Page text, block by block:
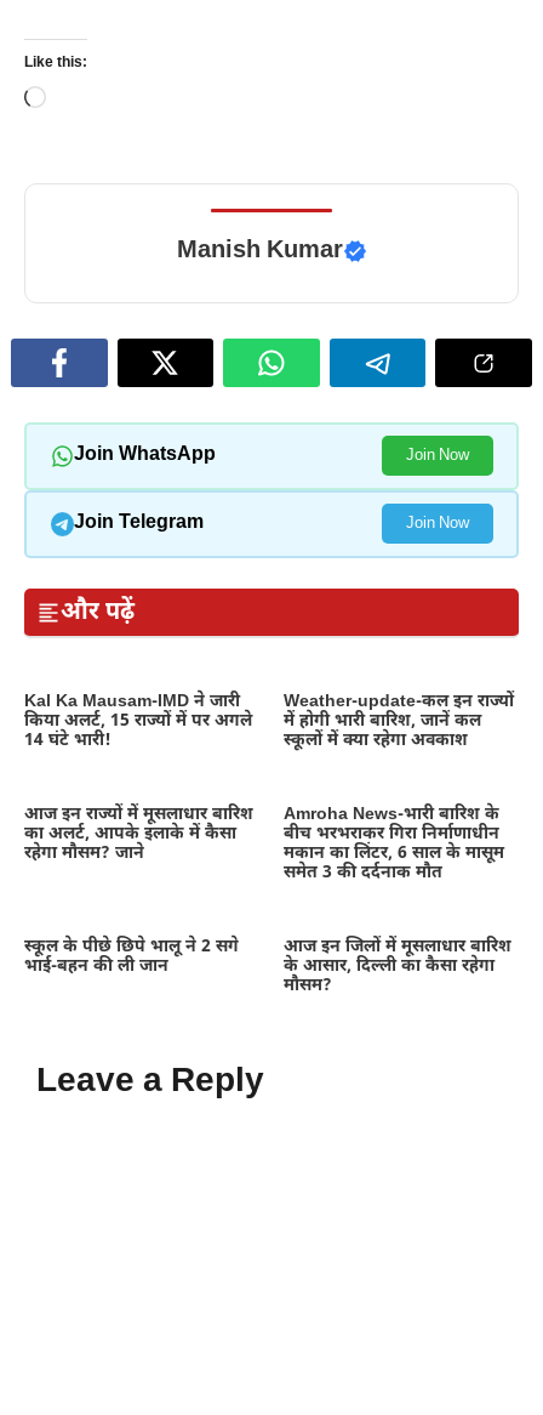
Like this:
Loading…
Manish Kumar
Join WhatsApp Join Now
Join Telegram Join Now
और पढ़ें
Kal Ka Mausam-IMD ने जारी
किया अलर्ट, 15 राज्यों में पर अगले
14 घंटे भारी!
Weather-update-कल इन राज्यों
में होगी भारी बारिश, जानें कल
स्कूलों में क्या रहेगा अवकाश
आज इन राज्यों में मूसलाधार बारिश
का अलर्ट, आपके इलाके में कैसा
रहेगा मौसम? जाने
Amroha News-भारी बारिश के
बीच भरभराकर गिरा निर्माणाधीन
मकान का लिंटर, 6 साल के मासूम
समेत 3 की दर्दनाक मौत
स्कूल के पीछे छिपे भालू ने 2 सगे
भाई-बहन की ली जान
आज इन जिलों में मूसलाधार बारिश
के आसार, दिल्ली का कैसा रहेगा
मौसम?
Leave a Reply